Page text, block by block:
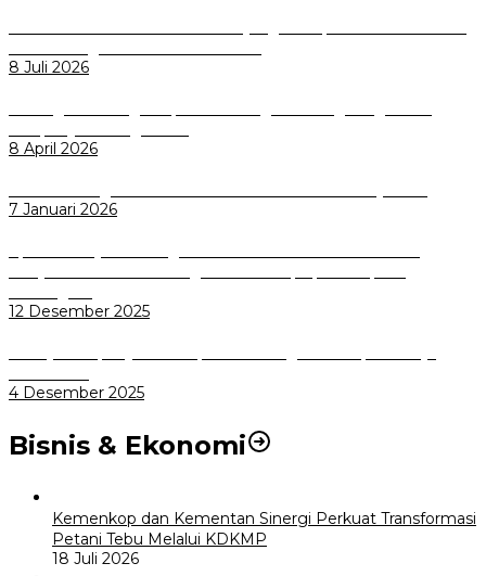
8 Juli 2026
8 April 2026
7 Januari 2026
12 Desember 2025
4 Desember 2025
Bisnis & Ekonomi
Kemenkop dan Kementan Sinergi Perkuat Transformasi
Petani Tebu Melalui KDKMP
18 Juli 2026